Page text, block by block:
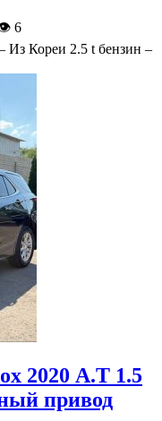
6
Из Кореи 2.5 t бензин –
2020 А.Т 1.5
привод